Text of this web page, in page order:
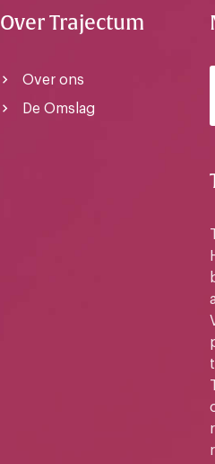
Over Trajectum
Over ons
De Omslag